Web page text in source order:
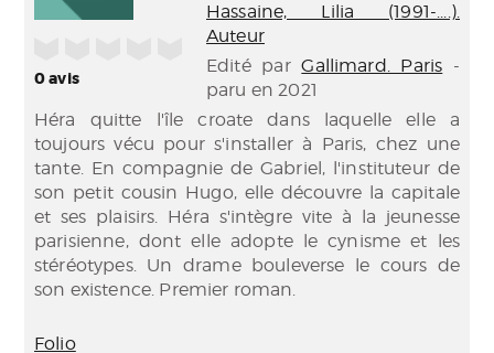
0avis
Hassaine, Lilia (1991-....).
Auteur
Edité parGallimard. Paris -
paru en 2021
Héra quitte l'île croate dans laquelle elle a
toujours vécu pour s'installer à Paris, chez une
tante. En compagnie de Gabriel, l'instituteur de
son petit cousin Hugo, elle découvre la capitale
et ses plaisirs. Héra s'intègre vite à la jeunesse
parisienne, dont elle adopte le cynisme et les
stéréotypes. Un drame bouleverse le cours de
son existence. Premier roman.
Folio